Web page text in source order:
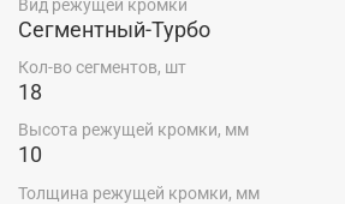
Вид режущей кромки
Сегментный-Турбо
Кол-во сегментов, шт
18
Высота режущей кромки, мм
10
Толщина режущей кромки, мм